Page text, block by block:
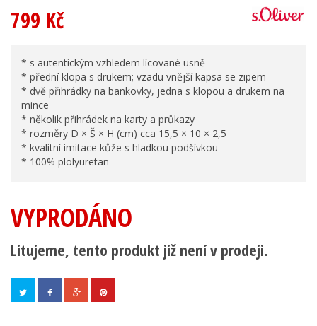
799 Kč
* s autentickým vzhledem lícované usně
* přední klopa s drukem; vzadu vnější kapsa se zipem
* dvě přihrádky na bankovky, jedna s klopou a drukem na
mince
* několik přihrádek na karty a průkazy
* rozměry D × Š × H (cm) cca 15,5 × 10 × 2,5
* kvalitní imitace kůže s hladkou podšívkou
* 100% plolyuretan
VYPRODÁNO
Litujeme, tento produkt již není v prodeji.